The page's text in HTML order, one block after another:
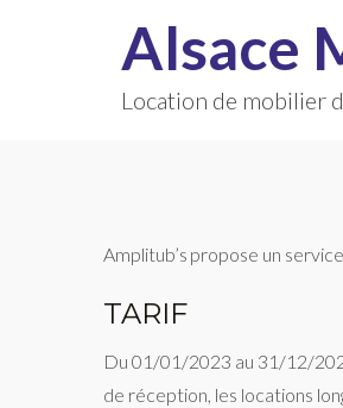
Alsace
Location de mobilier
Amplitub’s propose un
TARIF
Du 01/01/2023 au 31/12/
de réception, les locations